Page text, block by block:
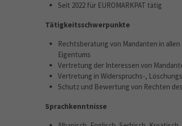
Seit 2022 für EUROMARKPAT tätig
Tätigkeitsschwerpunkte
Rechtsberatung von Mandanten in
Eigentums
Vertretung der Interessen von
Vertretung in Widerspruchs-,
Schutz und Bewertung von Rechten
Sprachkenntnisse